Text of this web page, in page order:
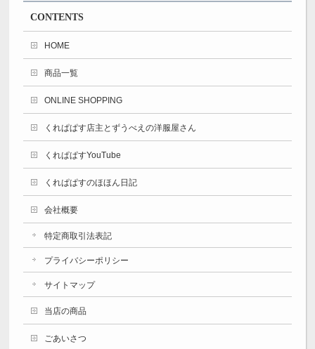
CONTENTS
HOME
商品一覧
ONLINE SHOPPING
くれぱぱす店主とずうべえの洋服屋さん
くれぱぱすYouTube
くれぱぱすのほほん日記
会社概要
特定商取引法表記
プライバシーポリシー
サイトマップ
当店の商品
ごあいさつ